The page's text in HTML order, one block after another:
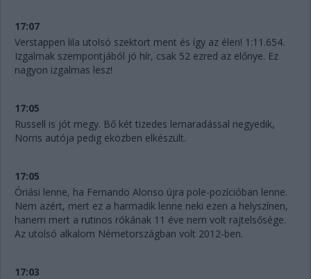
17:07
Verstappen lila utolsó szektort ment és így az élen! 1:11.654.
Izgalmak szempontjából jó hír, csak 52 ezred az előnye. Ez
nagyon izgalmas lesz!
17:05
Russell is jót megy. Bő két tizedes lemaradással negyedik,
Norris autója pedig eközben elkészült.
17:05
Óriási lenne, ha Fernando Alonso újra pole-pozícióban lenne.
Nem azért, mert ez a harmadik lenne neki ezen a helyszínen,
hanem mert a rutinos rókának 11 éve nem volt rajtelsősége.
Az utolsó alkalom Németországban volt 2012-ben.
17:03